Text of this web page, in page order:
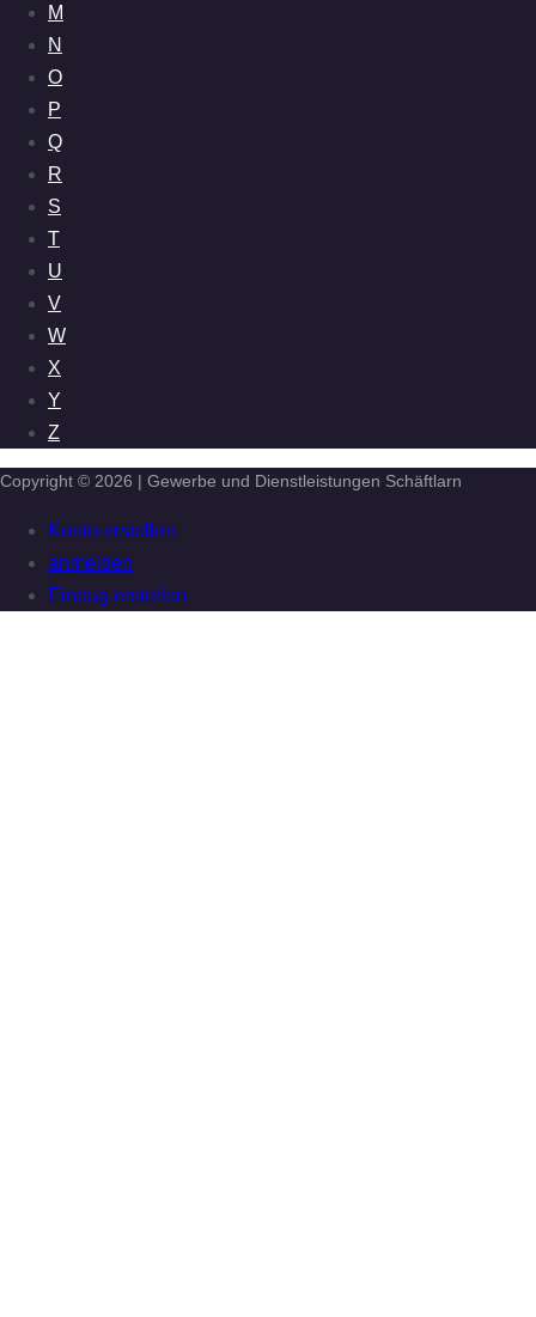
M
N
O
P
Q
R
S
T
U
V
W
X
Y
Z
Copyright © 2026 | Gewerbe und Dienstleistungen Schäftlarn
Konto erstellen
anmelden
Eintrag erstellen